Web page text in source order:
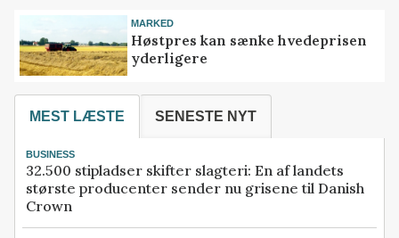
MARKED
Høstpres kan sænke hvedeprisen
yderligere
MEST LÆSTE SENESTE NYT
BUSINESS
32.500 stipladser skifter slagteri: En af landets
største producenter sender nu grisene til Danish
Crown